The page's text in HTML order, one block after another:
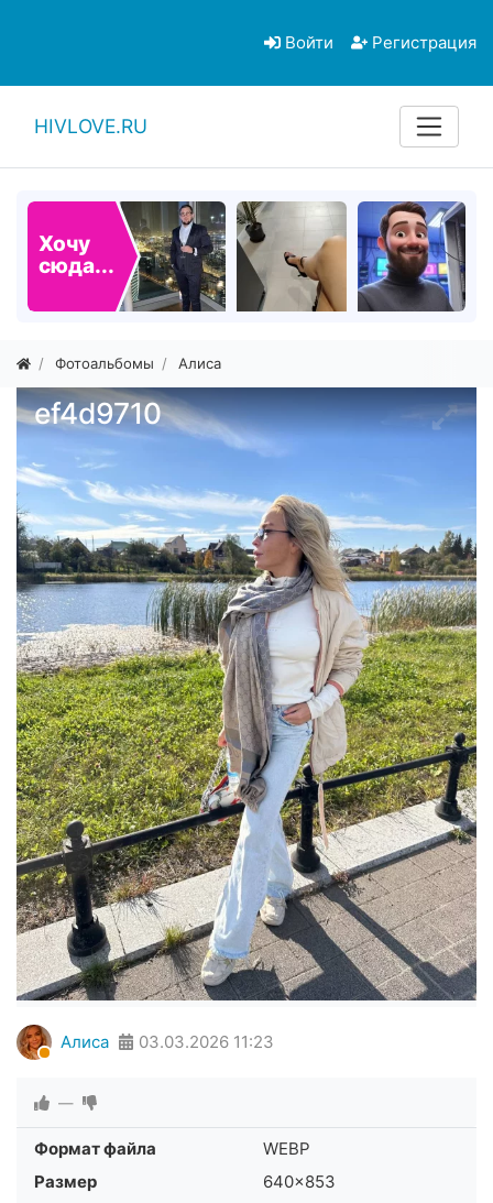
Войти Регистрация
HIVLOVE.RU
Хочу
сюда...
Фотоальбомы Алиса
ef4d9710
Алиса 03.03.2026 11:23
—
Формат файла
WEBP
Размер
640×853